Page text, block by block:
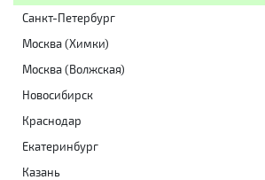
Санкт-Петербург
Москва (Химки)
Москва (Волжская)
Новосибирск
Краснодар
Екатеринбург
Казань